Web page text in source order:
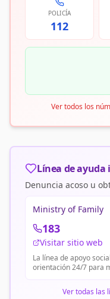
POLICÍA
112
Ver todos los
Línea de
Denuncia acoso u
Ministry of Family
183
Visitar sitio web
La línea de apoyo
orientación 24/7 para
Ver todas las